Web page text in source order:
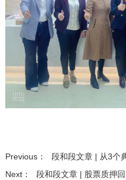
Previous：
段和段文章 | 从3个
Next：
段和段文章 | 股票质押回